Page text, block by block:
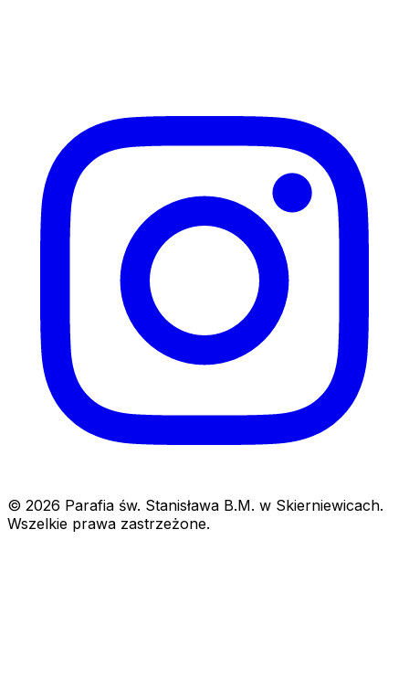
© 2026 Parafia św. Stanisława B.M. w Skierniewicach.
Wszelkie prawa zastrzeżone.